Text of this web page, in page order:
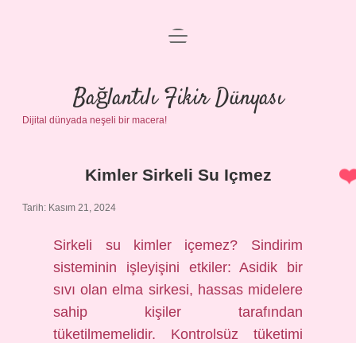
Anasayfa
Gizlilik Politikası
Yasal Uyarı
menüyü
Bağlantılı Fikir Dünyası
Dijital dünyada neşeli bir macera!
Bağlantılı
Fikir
Dünyası
Yazılar
Kimler Sirkeli Su Içmez
Tarih: Kasım 21, 2024
Sirkeli su kimler içemez? Sindirim
sisteminin işleyişini etkiler: Asidik bir
sıvı olan elma sirkesi, hassas midelere
sahip kişiler tarafından
tüketilmemelidir. Kontrolsüz tüketimi